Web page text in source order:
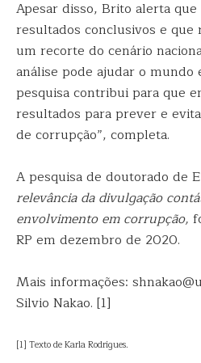
Apesar disso, Brito alerta
resultados conclusivos e que
um recorte do cenário
análise pode ajudar o mundo
pesquisa contribui para que
resultados para prever e
de corrupção”, completa.
A pesquisa de doutorado de
relevância da divulgação
envolvimento em corrupção,
RP em dezembro de 2020.
Mais informações:
Silvio Nakao. [1]
[1] Texto de Karla Rodrigues.